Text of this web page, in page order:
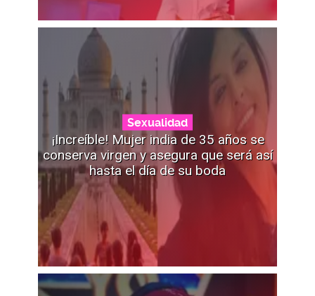
Sexualidad
¡Increíble! Mujer india de 35 años se
conserva virgen y asegura que será así
hasta el día de su boda